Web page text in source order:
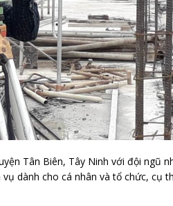
Tân Biên, Tây Ninh với đội ngũ
dành cho cá nhân và tổ chức, cụ